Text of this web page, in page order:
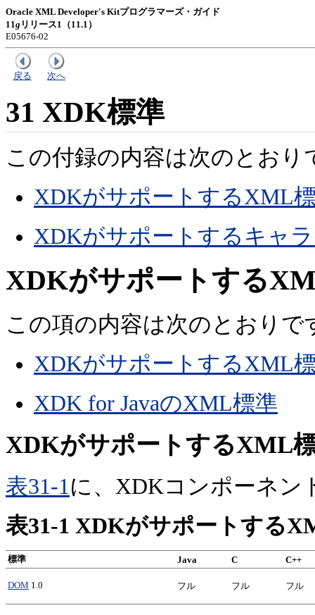
Oracle XML Developer's Kitプログラマーズ・ガイド
11g リリース1（11.1）
E05676-02
戻る 次へ
31 XDK標準
この付録の内容は次のとおり
XDKがサポートするXML
XDKがサポートするキャ
XDKがサポートする
この項の内容は次のとおりで
XDKがサポートするXML
XDK for JavaのXML標準
XDKがサポートするXML
表31-1に、XDKコンポーネン
表31-1 XDKがサポートする
標準 Java C C++
DOM 1.0 フル フル フル